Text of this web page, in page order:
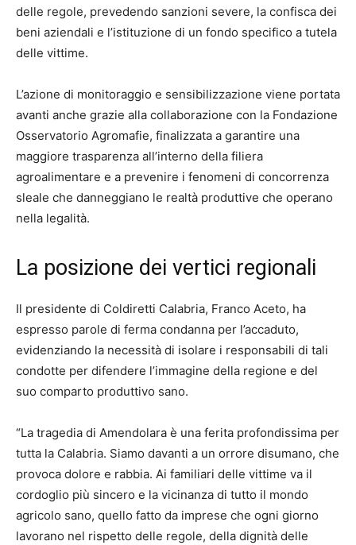
delle regole, prevedendo sanzioni severe, la confisca dei
beni aziendali e l’istituzione di un fondo specifico a tutela
delle vittime.
L’azione di monitoraggio e sensibilizzazione viene portata
avanti anche grazie alla collaborazione con la Fondazione
Osservatorio Agromafie, finalizzata a garantire una
maggiore trasparenza all’interno della filiera
agroalimentare e a prevenire i fenomeni di concorrenza
sleale che danneggiano le realtà produttive che operano
nella legalità.
La posizione dei vertici regionali
Il presidente di Coldiretti Calabria, Franco Aceto, ha
espresso parole di ferma condanna per l’accaduto,
evidenziando la necessità di isolare i responsabili di tali
condotte per difendere l’immagine della regione e del
suo comparto produttivo sano.
“La tragedia di Amendolara è una ferita profondissima per
tutta la Calabria. Siamo davanti a un orrore disumano, che
provoca dolore e rabbia. Ai familiari delle vittime va il
cordoglio più sincero e la vicinanza di tutto il mondo
agricolo sano, quello fatto da imprese che ogni giorno
lavorano nel rispetto delle regole, della dignità delle